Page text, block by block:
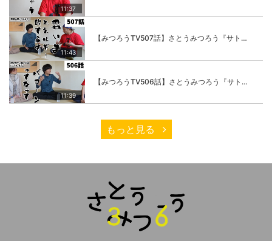
11:37
11:43
【みつろうTV507話】さとうみつろう『サトレル男塾』編③「快楽は“自分のカラダの内側”にしかない」
11:39
【みつろうTV506話】さとうみつろう『サトレル男塾』編②「不思議な棒をお尻に…」
もっと見る